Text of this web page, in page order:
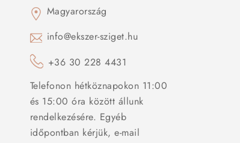
Magyarország
info@ekszer-sziget.hu
+36 30 228 4431
Telefonon hétköznapokon 11:00
és 15:00 óra között állunk
rendelkezésére. Egyéb
időpontban kérjük, e-mail